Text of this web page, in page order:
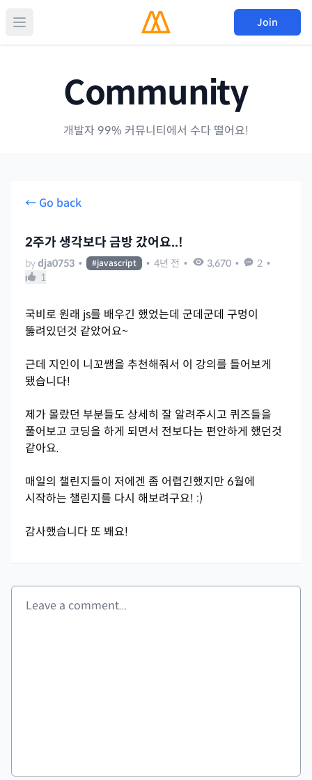
Join
Community
개발자 99% 커뮤니티에서 수다 떨어요!
← Go back
2주가 생각보다 금방 갔어요..!
bydja0753 • #javascript • 4년 전 • 3,670 • 2 •
1
국비로 원래 js를 배우긴 했었는데 군데군데 구멍이
뚫려있던것 같았어요~
근데 지인이 니꼬쌤을 추천해줘서 이 강의를 들어보게
됐습니다!
제가 몰랐던 부분들도 상세히 잘 알려주시고 퀴즈들을
풀어보고 코딩을 하게 되면서 전보다는 편안하게 했던것
같아요.
매일의 챌린지들이 저에겐 좀 어렵긴했지만 6월에
시작하는 챌린지를 다시 해보려구요! :)
감사했습니다 또 봬요!